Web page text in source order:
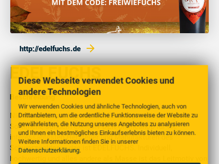
Diese Webseite verwendet Cookies und
andere Technologien
Wir verwenden Cookies und ähnliche Technologien, auch von
Drittanbietern, um die ordentliche Funktionsweise der Website zu
gewährleisten, die Nutzung unseres Angebotes zu analysieren
und Ihnen ein bestmögliches Einkaufserlebnis bieten zu können.
Weitere Informationen finden Sie in unserer
Datenschutzerklärung.
http://edelfuchs.de
EDELFUCHS
Beschreibung
Nicht einfach nur irgendein Onlineshop mit beliebigem
Sortiment, sondern exklusiv DER Onlineshop für die
interessantesten Hersteller und Manufakturen des
Schwarzwaldes – das ist EDELFUCHS. Individuell,
hochwertig und alles andere als Masse ist das Leitmotiv von